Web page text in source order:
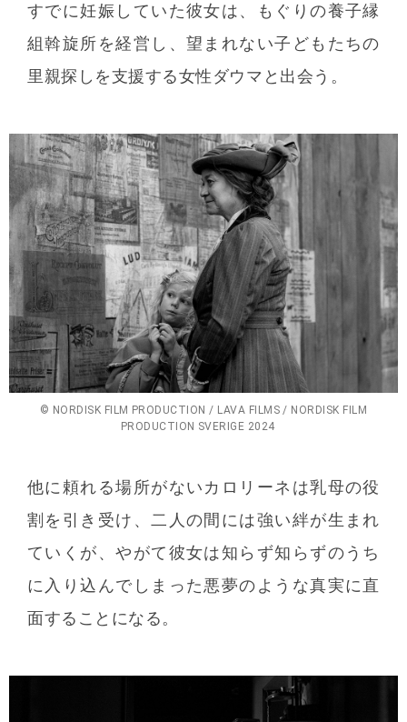
すでに妊娠していた彼女は、もぐりの養子縁
組斡旋所を経営し、望まれない子どもたちの
里親探しを支援する女性ダウマと出会う。
© NORDISK FILM PRODUCTION / LAVA FILMS / NORDISK FILM
PRODUCTION SVERIGE 2024
他に頼れる場所がないカロリーネは乳母の役
割を引き受け、二人の間には強い絆が生まれ
ていくが、やがて彼女は知らず知らずのうち
に入り込んでしまった悪夢のような真実に直
面することになる。